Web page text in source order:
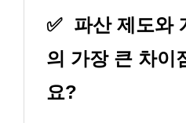
✅ 파산 제도와
의 가장 큰 차이
요?